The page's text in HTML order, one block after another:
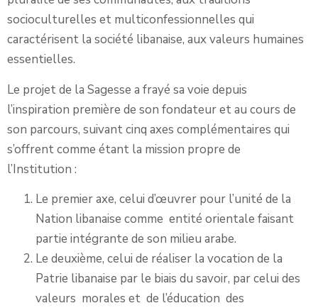
socioculturelles et multiconfessionnelles qui
caractérisent la société libanaise, aux valeurs humaines
essentielles.
Le projet de la Sagesse a frayé sa voie depuis
l’inspiration première de son fondateur et au cours de
son parcours, suivant cinq axes complémentaires qui
s’offrent comme étant la mission propre de
l’Institution :
Le premier axe, celui d’œuvrer pour l’unité de la
Nation libanaise comme entité orientale faisant
partie intégrante de son milieu arabe.
Le deuxième, celui de réaliser la vocation de la
Patrie libanaise par le biais du savoir, par celui des
valeurs morales et de l’éducation des